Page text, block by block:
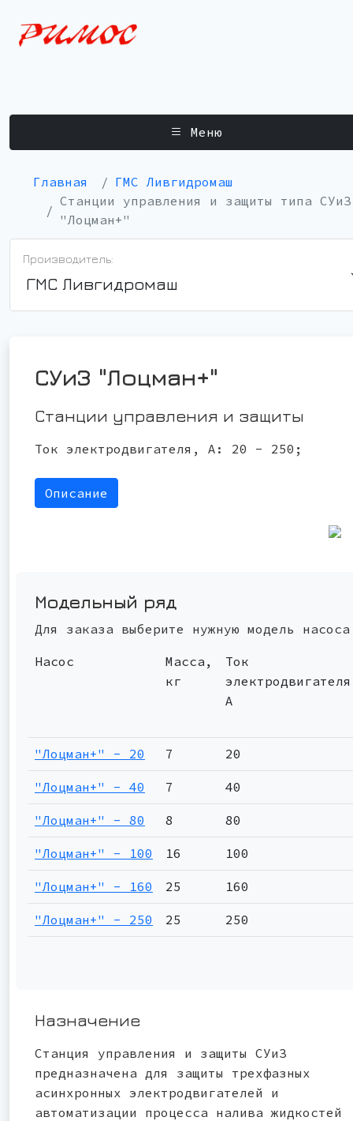
Меню
Главная
ГМС Ливгидромаш
Станции управления и защиты типа СУиЗ
"Лоцман+"
Производитель:
ГМС Ливгидромаш
СУиЗ "Лоцман+"
Станции управления и защиты
Ток электродвигателя, А: 20 - 250;
Описание
Модельный ряд
Для заказа выберите нужную модель насоса
Насос
Масса,
кг
Ток
А
"Лоцман+" - 20 7 20
"Лоцман+" - 40 7 40
"Лоцман+" - 80 8 80
"Лоцман+" - 100 16 100
"Лоцман+" - 160 25 160
"Лоцман+" - 250 25 250
Назначение
Станция управления и защиты СУиЗ
предназначена для защиты трехфазных
асинхронных электродвигателей и
автоматизации процесса налива жидкостей